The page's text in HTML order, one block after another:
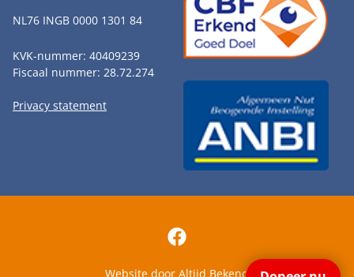
NL76 INGB 0000 1301 84
KVK-nummer: 40409239
Fiscaal nummer: 28.72.274
Privacy statement
Website door Altijd Bekend